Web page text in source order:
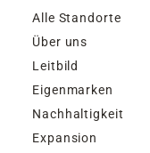
Alle Standorte
Über uns
Leitbild
Eigenmarken
Nachhaltigkeit
Expansion